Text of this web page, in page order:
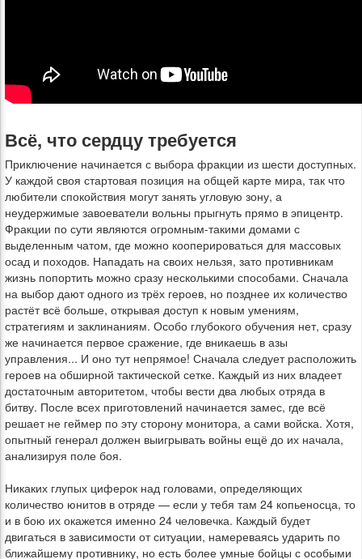
Всё, что сердцу требуется
Приключение начинается с выбора фракции из шести доступных.
У каждой своя стартовая позиция на общей карте мира, так что
любители спокойствия могут занять угловую зону, а
неудержимые завоеватели вольны прыгнуть прямо в эпицентр.
Фракции по сути являются огромным-такими домами с
выделенным чатом, где можно кооперироваться для массовых
осад и походов. Нападать на своих нельзя, зато противникам
жизнь попортить можно сразу несколькими способами. Сначала
на выбор дают одного из трёх героев, но позднее их количество
растёт всё больше, открывая доступ к новым умениям,
стратегиям и заклинаниям. Особо глубокого обучения нет, сразу
же начинается первое сражение, где вникаешь в азы
управления... И оно тут непрямое! Сначала следует расположить
героев на обширной тактической сетке. Каждый из них владеет
достаточным авторитетом, чтобы вести два любых отряда в
битву. После всех приготовлений начинается замес, где всё
решает не геймер по эту сторону монитора, а сами войска. Хотя,
опытный генерал должен выигрывать войны ещё до их начала,
анализируя поле боя.
Никаких глупых циферок над головами, определяющих
количество юнитов в отряде — если у тебя там 24 копьеносца, то
и в бою их окажется именно 24 человечка. Каждый будет
двигаться в зависимости от ситуации, намереваясь ударить по
ближайшему противнику, но есть более умные бойцы с особыми